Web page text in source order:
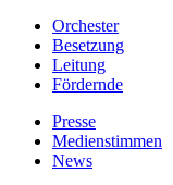
Orchester
Besetzung
Leitung
Fördernde
Presse
Medienstimmen
News